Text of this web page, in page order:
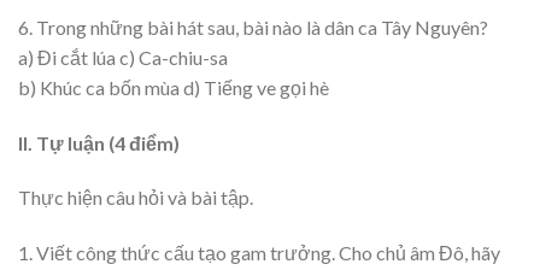
6. Trong những bài hát sau, bài nào là dân ca Tây Nguyên?
a) Đi cắt lúa c) Ca-chiu-sa
b) Khúc ca bốn mùa d) Tiếng ve gọi hè
II. Tự luận (4 điểm)
Thực hiện câu hỏi và bài tập.
1. Viết công thức cấu tạo gam trưởng. Cho chủ âm Đô, hãy